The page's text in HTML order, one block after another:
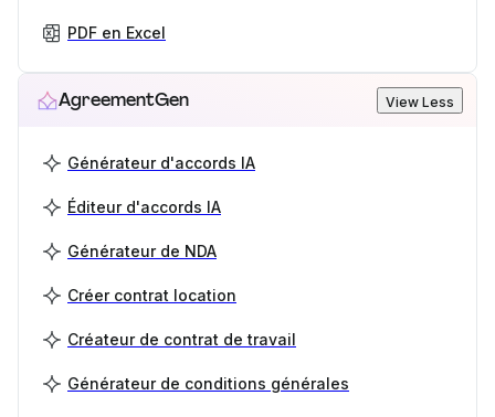
PDF en Excel
AgreementGen View Less
Générateur d'accords IA
Éditeur d'accords IA
Générateur de NDA
Créer contrat location
Créateur de contrat de travail
Générateur de conditions générales